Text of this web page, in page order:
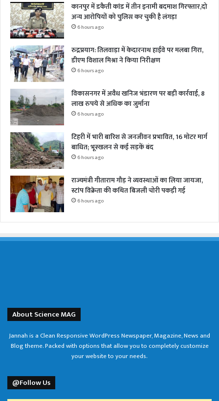
कानपुर में डकैती कांड में तीन इनामी बदमाश गिरफ्तार,दो
अन्य आरोपियों को पुलिस कर चुकी है लंगड़ा
6 hours ago
रुद्रप्रयाग: तिलवाड़ा में केदारनाथ हाईवे पर मलबा गिरा,
डीएम विशाल मिश्रा ने किया निरीक्षण
6 hours ago
विकासनगर में अवैध खनिज भंडारण पर बड़ी कार्रवाई, 8
लाख रुपये से अधिक का जुर्माना
6 hours ago
टिहरी में भारी बारिश से जनजीवन प्रभावित, 16 मोटर मार्ग
बाधित; भूस्खलन से कई सड़कें बंद
6 hours ago
राज्यमंत्री गीताराम गौड़ ने व्यवस्थाओं का लिया जायजा,
स्टांप विक्रेता की कथित बिजली चोरी पकड़ी गई
6 hours ago
About Science MAG
Jannah is a Clean Responsive WordPress Newspaper, Magazine, News and
Blog theme. Packed with options that allow you to completely customize
your website to your needs.
@Follow Us